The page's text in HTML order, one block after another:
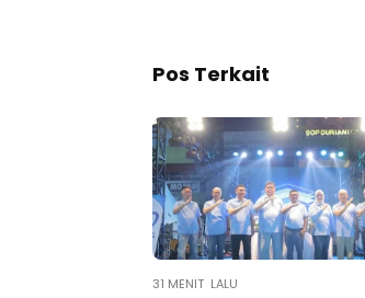
Pos Terkait
31 MENIT LALU